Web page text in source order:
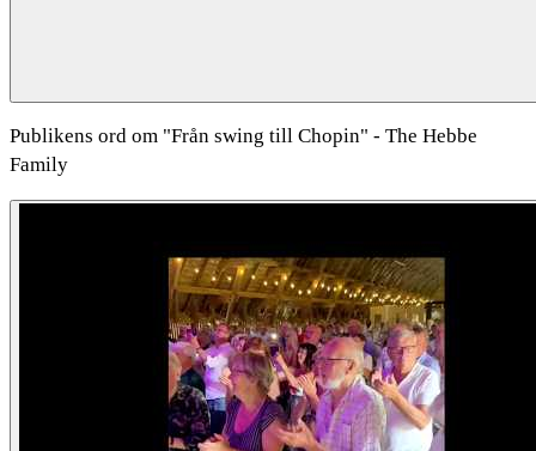
Publikens ord om "Från swing till Chopin" - The Hebbe
Family